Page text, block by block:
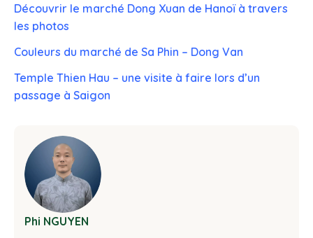
Découvrir le marché Dong Xuan de Hanoï à travers
les photos
Couleurs du marché de Sa Phin – Dong Van
Temple Thien Hau – une visite à faire lors d’un
passage à Saigon
Phi NGUYEN